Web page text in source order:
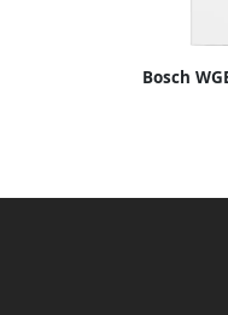
Bosch